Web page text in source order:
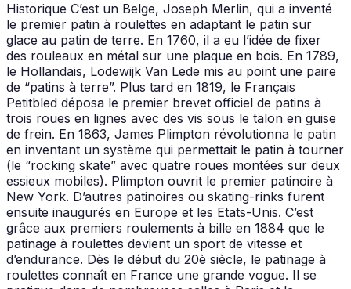
Historique C’est un Belge, Joseph Merlin, qui a inventé
le premier patin à roulettes en adaptant le patin sur
glace au patin de terre. En 1760, il a eu l’idée de fixer
des rouleaux en métal sur une plaque en bois. En 1789,
le Hollandais, Lodewijk Van Lede mis au point une paire
de “patins à terre”. Plus tard en 1819, le Français
Petitbled déposa le premier brevet officiel de patins à
trois roues en lignes avec des vis sous le talon en guise
de frein. En 1863, James Plimpton révolutionna le patin
en inventant un système qui permettait le patin à tourner
(le “rocking skate” avec quatre roues montées sur deux
essieux mobiles). Plimpton ouvrit le premier patinoire à
New York. D’autres patinoires ou skating-rinks furent
ensuite inaugurés en Europe et les Etats-Unis. C’est
grâce aux premiers roulements à bille en 1884 que le
patinage à roulettes devient un sport de vitesse et
d’endurance. Dès le début du 20è siècle, le patinage à
roulettes connaît en France une grande vogue. Il se